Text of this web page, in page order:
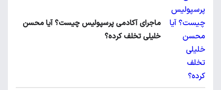
ماجرای آکادمی پرسپولیس چیست؟ آیا محسن
خلیلی تخلف کرده؟